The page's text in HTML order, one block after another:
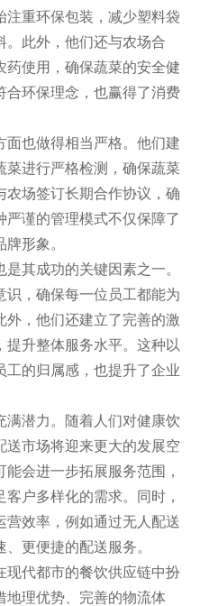
注重环保包装，减少塑料袋
。此外，他们还与农场合
药使用，确保蔬菜的安全健
合环保理念，也赢得了消费
面也做得相当严格。他们建
菜进行严格检测，确保蔬菜
农场签订长期合作协议，确
谨的管理模式不仅保障了
形象。
其成功的关键因素之一。
识，确保每一位员工都能为
外，他们还建立了完善的激
提升整体服务水平。这种以
工的归属感，也提升了企业
满潜力。随着人们对健康饮
送市场将迎来更大的发展空
会进一步拓展服务范围，
户多样化的需求。同时，
营效率，例如通过无人配送
更便捷的配送服务。
现代都市的餐饮供应链中扮
地理优势、完善的物流体